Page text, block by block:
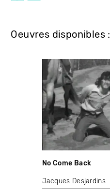
Oeuvres disponibles :
No Come Back
Jacques Desjardins